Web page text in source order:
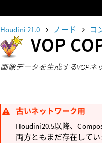
Houdini 21.0 ノード コ
VOP
画像データを生成するVOPネ
古いネットワーク用
Houdini20.5以降、
両方ともまだ存在して